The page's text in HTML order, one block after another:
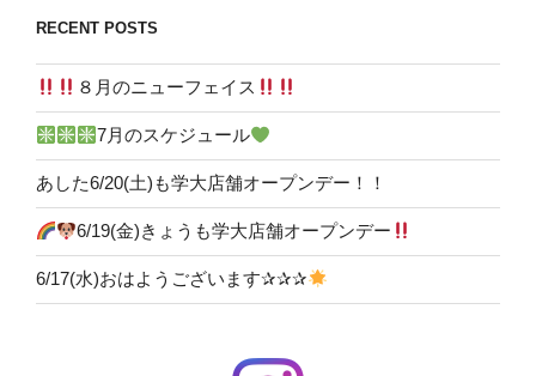
RECENT POSTS
８月のニューフェイス
7月のスケジュール
あした6/20(土)も学大店舗オープンデー！！
6/19(金)きょうも学大店舗オープンデー
6/17(水)おはようございます✰✰✰